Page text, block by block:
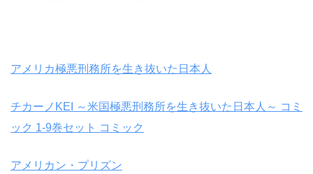
アメリカ極悪刑務所を生き抜いた日本人
チカーノKEI ～米国極悪刑務所を生き抜いた日本人～ コミ
ック 1-9巻セット コミック
アメリカン・プリズン